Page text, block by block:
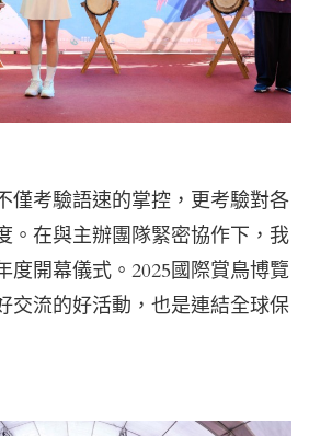
僅考驗語速的掌控，更考驗對各
。在與主辦團隊緊密協作下，我
度開幕儀式。2025國際賞鳥博覽
交流的好活動，也是連結全球保